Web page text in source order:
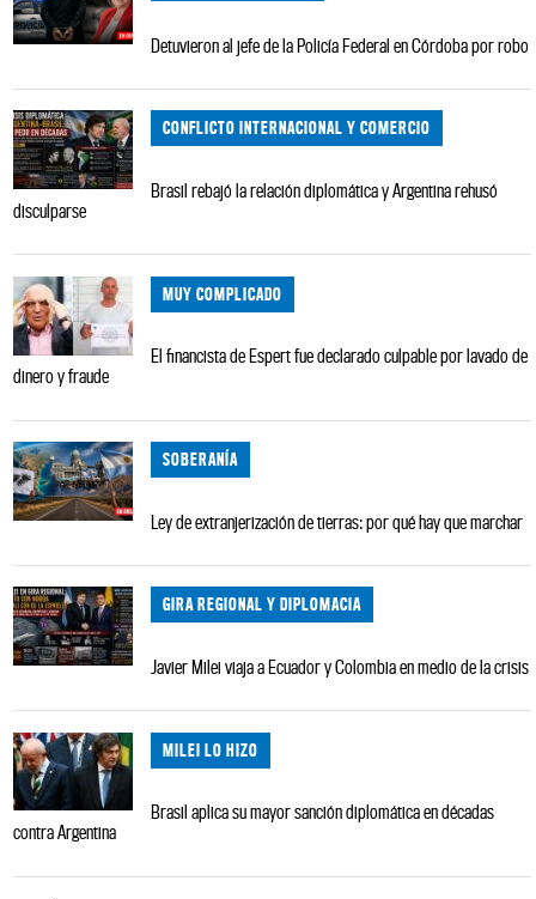
Detuvieron al jefe de la Policía Federal en Córdoba por robo
CONFLICTO INTERNACIONAL Y COMERCIO
Brasil rebajó la relación diplomática y Argentina rehusó
disculparse
MUY COMPLICADO
El financista de Espert fue declarado culpable por lavado de
dinero y fraude
SOBERANÍA
Ley de extranjerización de tierras: por qué hay que marchar
GIRA REGIONAL Y DIPLOMACIA
Javier Milei viaja a Ecuador y Colombia en medio de la crisis
MILEI LO HIZO
Brasil aplica su mayor sanción diplomática en décadas
contra Argentina